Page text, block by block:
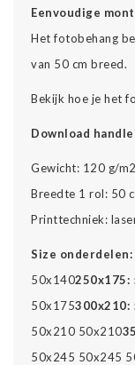
Eenvoudige
Het fotobehang
van 50 cm breed.
Bekijk hoe je het
Download
Gewicht: 120 g/m2
Breedte 1 rol: 50
Printtechniek:
Size onderdelen:
50x140250x175:
50x175300x210:
50x210 50x210
50x245 50x245